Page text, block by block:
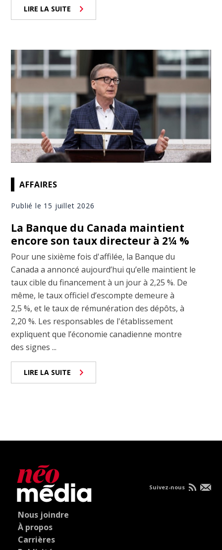
LIRE LA SUITE
AFFAIRES
Publié le 15 juillet 2026
La Banque du Canada maintient
encore son taux directeur à 2¼ %
Pour une sixième fois d'affilée, la Banque du
Canada a annoncé aujourd’hui qu’elle maintient le
taux cible du financement à un jour à 2,25 %. De
même, le taux officiel d’escompte demeure à
2,5 %, et le taux de rémunération des dépôts, à
2,20 %. Les responsables de l'établissement
expliquent que l’économie canadienne montre
des signes ...
LIRE LA SUITE
Nous joindre
À propos
Carrières
Suivez-nous